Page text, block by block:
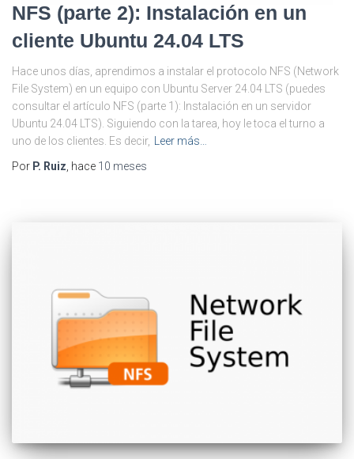
NFS (parte 2): Instalación en un
cliente Ubuntu 24.04 LTS
Hace unos días, aprendimos a instalar el protocolo NFS (Network
File System) en un equipo con Ubuntu Server 24.04 LTS (puedes
consultar el artículo NFS (parte 1): Instalación en un servidor
Ubuntu 24.04 LTS). Siguiendo con la tarea, hoy le toca el turno a
uno de los clientes. Es decir,
Leer más…
Por P. Ruiz , hace 10 meses